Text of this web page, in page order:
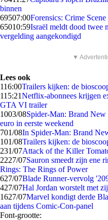
binnen
69507:00Forensics: Crime
65010:59Israël meldt dood twee
vergelding aangekondigd
▼
Lees ook
116:00Trailers kijken: de
115:21Netflix-abonnees krijgen
GTA VI trailer
1003/08Spider-Man: Brand
euro in eerste weekend
701/08In Spider-Man: Brand
101/08Trailers kijken: de
231/07Attack of the Killer
2227/07Sauron smeedt zijn ene
Rings: The Rings of Power
627/07Blade Runner-vervolg
427/07Hal Jordan worstelt met
1627/07Marvel kondigt derde
aan tijdens Comic-Con-panel
Font-grootte: